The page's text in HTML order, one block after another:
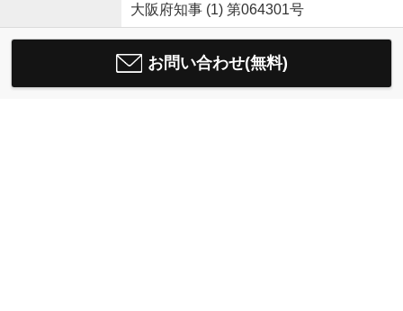
大阪府知事 (1) 第064301号
お問い合わせ(無料)